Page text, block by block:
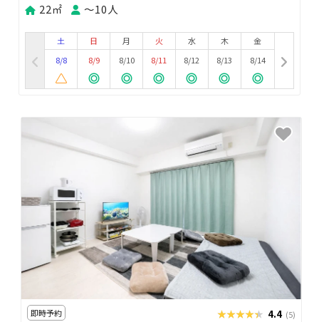
22㎡
〜10人
土
8/8
日
8/9
月
8/10
火
8/11
水
8/12
木
8/13
金
8/14
即時予約 ★★★★★
★★★★★ 4.4 (5)